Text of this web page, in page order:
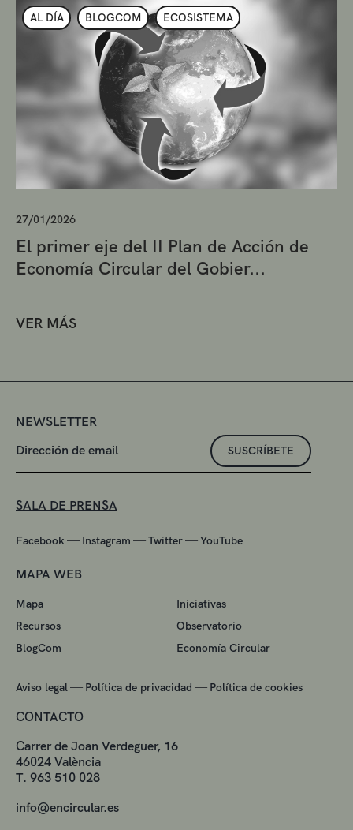
AL DÍA BLOGCOM ECOSISTEMA
27/01/2026
El primer eje del II Plan de Acción de
Economía Circular del Gobier...
VER MÁS
NEWSLETTER
SUSCRÍBETE
SALA DE PRENSA
Facebook — Instagram —Twitter—YouTube
MAPA WEB
Mapa
Iniciativas
Recursos
Observatorio
BlogCom
Economía Circular
Aviso legal — Política de privacidad — Política de cookies
CONTACTO
Carrer de Joan Verdeguer, 16
46024 València
T. 963 510 028
info@encircular.es